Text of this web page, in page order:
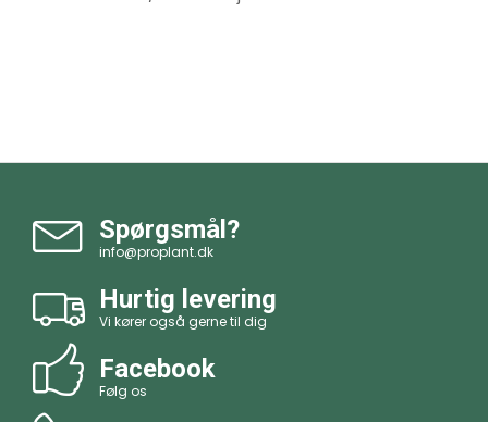
Spørgsmål?
info@proplant.dk
Hurtig levering
Vi kører også gerne til dig
Facebook
Følg os